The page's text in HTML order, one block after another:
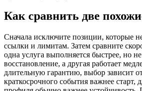
Как сравнить две
Сначала исключите позиции, которые
ссылки и лимитам. Затем сравните
одна услуга выполняется быстрее, но
восстановление, а другая работает
длительную гарантию, выбор зависит
краткосрочного события важнее старт,